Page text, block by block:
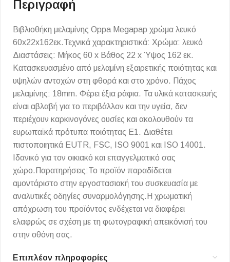
Περιγραφή
Βιβλιοθήκη μελαμίνης Oppa Megapap χρώμα λευκό
60x22x162εκ.Τεχνικά χαρακτηριστικά: Χρώμα: λευκό
Διαστάσεις: Μήκος 60 x Βάθος 22 x Ύψος 162 εκ.
Κατασκευασμένο από μελαμίνη εξαιρετικής ποιότητας και
υψηλών αντοχών στη φθορά και στο χρόνο. Πάχος
μελαμίνης: 18mm. Φέρει έξια ράφια. Τα υλικά κατασκευής
είναι αβλαβή για το περιβάλλον και την υγεία, δεν
περιέχουν καρκινογόνες ουσίες και ακολουθούν τα
ευρωπαϊκά πρότυπα ποιότητας Ε1. Διαθέτει
πιστοποιητικά EUTR, FSC, ISO 9001 και ISO 14001.
Ιδανικό για τον οικιακό και επαγγελματικό σας
χώρο.Παρατηρήσεις:Το προϊόν παραδίδεται
αμοντάριστο στην εργοστασιακή του συσκευασία με
αναλυτικές οδηγίες συναρμολόγησης.Η χρωματική
απόχρωση του προϊόντος ενδέχεται να διαφέρει
ελαφρώς σε σχέση με τη φωτογραφική απεικόνισή του
στην οθόνη σας.
Επιπλέον πληροφορίες